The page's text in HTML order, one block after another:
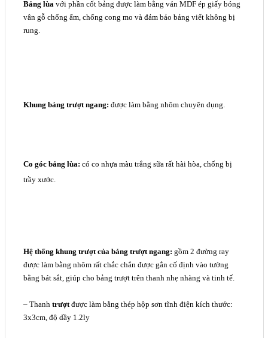
Bảng lùavới phần cốt bảng được làm bằng ván MDF ép giấy bóng
vân gỗ chống ẩm, chống cong mo và đảm bảo bảng viết không bị
rung.
Khung bảng trượt ngang: được làm bằng nhôm chuyên dụng.
Co góc bảng lùa: có co nhựa màu trắng sữa rất hài hòa, chống bị
trầy xước.
Hệ thống khung trượt của bảng trượt ngang: gồm 2 đường ray
được làm bằng nhôm rất chắc chắn được gắn cố định vào tường
bằng bát sắt, giúp cho bảng trượt trên thanh nhẹ nhàng và tinh tế.
– Thanh trượtđược làm bằng thép hộp sơn tĩnh điện kích thước:
3x3cm, độ dầy 1.2ly